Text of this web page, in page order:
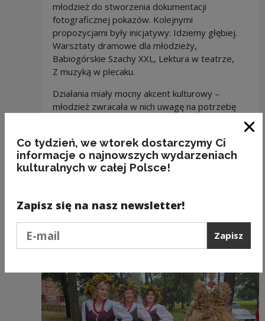
młodzież do stworzenia dokumentacji
fotograficznej pokazów. Kolejnymi
propozycjami były inicjatywy: Idziemy głębiej.
Warsztaty dramowe dla młodzieży,
Babiogórskie Szachy XXL, Lektura w teatrze,
Z muzyką w plecaku.
Działania miały mocny akcent kulturowy –
młodzież zwracała w nich uwagę na potrzebę
i odkrywania jego sfery symbolicznej. Inicjatywy
dały początek nowym propozycjom BCK
i Biblioteki i pozwalają na kontynuację oddolnych
pomysłów.
Zobacz również
Co tydzień, we wtorek dostarczymy Ci
informacje o najnowszych wydarzeniach
kulturalnych w całej Polsce!
Zapisz się na nasz newsletter!
Zapisz